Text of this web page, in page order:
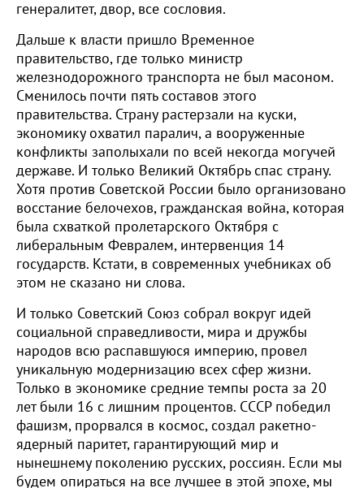
генералитет, двор, все сословия.
Дальше к власти пришло Временное
правительство, где только министр
железнодорожного транспорта не был масоном.
Сменилось почти пять составов этого
правительства. Страну растерзали на куски,
экономику охватил паралич, а вооруженные
конфликты заполыхали по всей некогда могучей
державе. И только Великий Октябрь спас страну.
Хотя против Советской России было организовано
восстание белочехов, гражданская война, которая
была схваткой пролетарского Октября с
либеральным Февралем, интервенция 14
государств. Кстати, в современных учебниках об
этом не сказано ни слова.
И только Советский Союз собрал вокруг идей
социальной справедливости, мира и дружбы
народов всю распавшуюся империю, провел
уникальную модернизацию всех сфер жизни.
Только в экономике средние темпы роста за 20
лет были 16 с лишним процентов. СССР победил
фашизм, прорвался в космос, создал ракетно-
ядерный паритет, гарантирующий мир и
нынешнему поколению русских, россиян. Если мы
будем опираться на все лучшее в этой эпохе, мы